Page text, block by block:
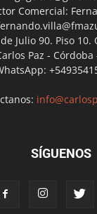
Comercial:
Julio 90. Piso 10.
Paz -
SÍGUENOS